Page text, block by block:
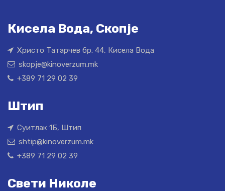
Кисела Вода, Скопје
Христо Татарчев бр. 44, Кисела Вода
skopje@kinoverzum.mk
+389 71 29 02 39
Штип
Суитлак 1Б, Штип
shtip@kinoverzum.mk
+389 71 29 02 39
Свети Николе